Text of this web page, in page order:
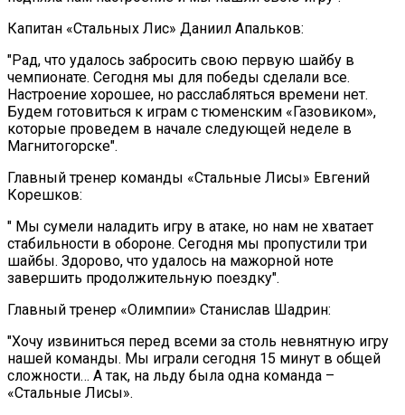
Капитан «Стальных Лис» Даниил Апальков:
"Рад, что удалось забросить свою первую шайбу в
чемпионате. Сегодня мы для победы сделали все.
Настроение хорошее, но расслабляться времени нет.
Будем готовиться к играм с тюменским «Газовиком»,
которые проведем в начале следующей неделе в
Магнитогорске".
Главный тренер команды «Стальные Лисы» Евгений
Корешков:
" Мы сумели наладить игру в атаке, но нам не хватает
стабильности в обороне. Сегодня мы пропустили три
шайбы. Здорово, что удалось на мажорной ноте
завершить продолжительную поездку".
Главный тренер «Олимпии» Станислав Шадрин:
"Хочу извиниться перед всеми за столь невнятную игру
нашей команды. Мы играли сегодня 15 минут в общей
сложности… А так, на льду была одна команда –
«Стальные Лисы».